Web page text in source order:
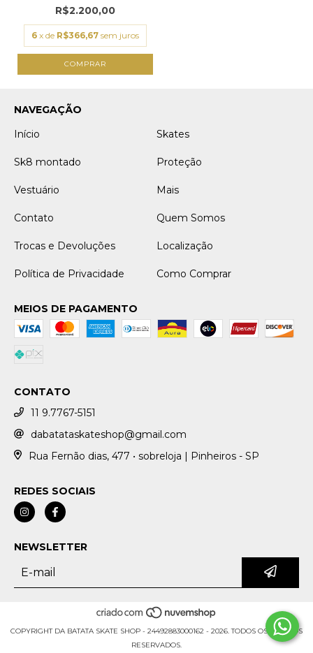
R$2.200,00
6 x de R$366,67 sem juros
COMPRAR
NAVEGAÇÃO
Início
Skates
Sk8 montado Proteção
Vestuário Mais
Contato Quem Somos
Trocas e Devoluções Localização
Política de Privacidade Como Comprar
MEIOS DE PAGAMENTO
CONTATO
11 9.7767-5151
dabatataskateshop@gmail.com
Rua Fernão dias, 477 • sobreloja | Pinheiros - SP
REDES SOCIAIS
NEWSLETTER
COPYRIGHT DA BATATA SKATE SHOP - 24492883000162 - 2026. TODOS OS DIREITOS
RESERVADOS.